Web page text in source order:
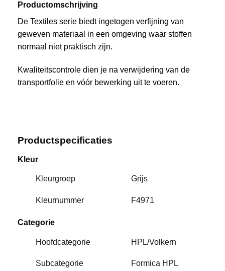
Productomschrijving
De Textiles serie biedt ingetogen verfijning van
geweven materiaal in een omgeving waar stoffen
normaal niet praktisch zijn.
Kwaliteitscontrole dien je na verwijdering van de
transportfolie en vóór bewerking uit te voeren.
Productspecificaties
Kleur
Kleurgroep Grijs
Kleurnummer F4971
Categorie
Hoofdcategorie HPL/Volkern
Subcategorie
Formica HPL